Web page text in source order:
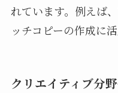
れています。例えば
ッチコピーの作成に
クリエイティブ分